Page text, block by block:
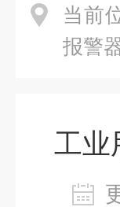
当前
报警
工业